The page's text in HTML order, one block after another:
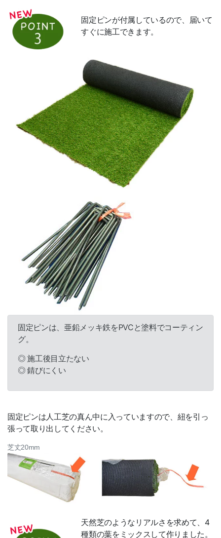
固定ピンが付属しているので、届いて
すぐに施工できます。
固定ピンは、亜鉛メッキ鉄をPVCと塗料でコーティン
グ。
◎ 施工後目立たない
◎ 錆びにくい
固定ピンは人工芝の真ん中に入っていますので、紐を引っ
張って取り出してください。
芝丈20mm
天然芝のようなリアルさを求めて、4
種類の葉をミックスして作りました。
輸入代行サービス